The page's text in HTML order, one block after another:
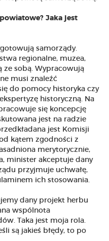
Jaka jest
samorządy.
regionalne, muzea,
ze sobą. Wypracowują
musi znaleźć
do pomocy historyka czy
historyczną. Na
się koncepcję
jest na radzie
jest Komisji
kątem zgodności z
merytorycznie,
minister akceptuje dany
przyjmuje uchwałę,
ich stosowania.
dany projekt herbu
wspólnota
Taka jest moja rola.
są jakieś błędy, to po